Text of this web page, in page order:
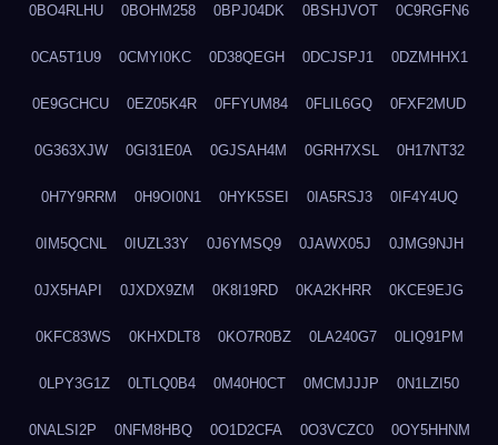
0BO4RLHU 0BOHM258 0BPJ04DK 0BSHJVOT 0C9RGFN6
0CA5T1U9 0CMYI0KC 0D38QEGH 0DCJSPJ1 0DZMHHX1
0E9GCHCU 0EZ05K4R 0FFYUM84 0FLIL6GQ 0FXF2MUD
0G363XJW 0GI31E0A 0GJSAH4M 0GRH7XSL 0H17NT32
0H7Y9RRM 0H9OI0N1 0HYK5SEI 0IA5RSJ3 0IF4Y4UQ
0IM5QCNL 0IUZL33Y 0J6YMSQ9 0JAWX05J 0JMG9NJH
0JX5HAPI 0JXDX9ZM 0K8I19RD 0KA2KHRR 0KCE9EJG
0KFC83WS 0KHXDLT8 0KO7R0BZ 0LA240G7 0LIQ91PM
0LPY3G1Z 0LTLQ0B4 0M40H0CT 0MCMJJJP 0N1LZI50
0NALSI2P 0NFM8HBQ 0O1D2CFA 0O3VCZC0 0OY5HHNM